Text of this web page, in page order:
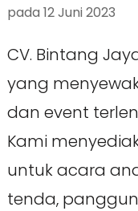
pada 12 Juni 2023
CV. Bintang
yang
dan event
Kami
untuk acara
tenda,